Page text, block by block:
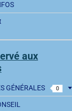
aux
GÉNÉRALES 0